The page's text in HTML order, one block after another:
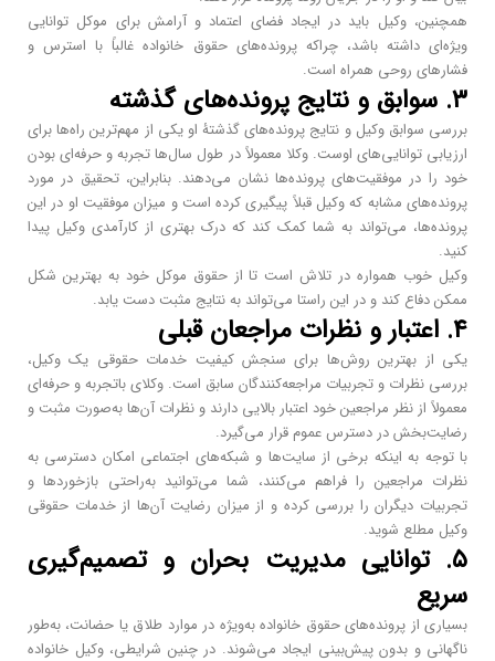
همچنین، وکیل باید در ایجاد فضای اعتماد و آرامش برای موکل توانایی
ویژه‌ای داشته باشد، چراکه پرونده‌های حقوق خانواده غالباً با استرس و
فشارهای روحی همراه است.
۳. سوابق و نتایج پرونده‌های گذشته
بررسی سوابق وکیل و نتایج پرونده‌های گذشتۀ او یکی از مهم‌ترین راه‌ها برای
ارزیابی توانایی‌های اوست. وکلا معمولاً در طول سال‌ها تجربه و حرفه‌ای بودن
خود را در موفقیت‌های پرونده‌ها نشان می‌دهند. بنابراین، تحقیق در مورد
پرونده‌های مشابه که وکیل قبلاً پیگیری کرده است و میزان موفقیت او در این
پرونده‌ها، می‌تواند به شما کمک کند که درک بهتری از کارآمدی وکیل پیدا
کنید.
وکیل خوب همواره در تلاش است تا از حقوق موکل خود به بهترین شکل
ممکن دفاع کند و در این راستا می‌تواند به نتایج مثبت دست یابد.
۴. اعتبار و نظرات مراجعان قبلی
یکی از بهترین روش‌ها برای سنجش کیفیت خدمات حقوقی یک وکیل،
بررسی نظرات و تجربیات مراجعه‌کنندگان سابق است. وکلای باتجربه و حرفه‌ای
معمولاً از نظر مراجعین خود اعتبار بالایی دارند و نظرات آن‌ها به‌صورت مثبت و
رضایت‌بخش در دسترس عموم قرار می‌گیرد.
با توجه به اینکه برخی از سایت‌ها و شبکه‌های اجتماعی امکان دسترسی به
نظرات مراجعین را فراهم می‌کنند، شما می‌توانید به‌راحتی بازخوردها و
تجربیات دیگران را بررسی کرده و از میزان رضایت آن‌ها از خدمات حقوقی
وکیل مطلع شوید.
۵. توانایی مدیریت بحران و تصمیم‌گیری
سریع
بسیاری از پرونده‌های حقوق خانواده به‌ویژه در موارد طلاق یا حضانت، به‌طور
ناگهانی و بدون پیش‌بینی ایجاد می‌شوند. در چنین شرایطی، وکیل خانواده